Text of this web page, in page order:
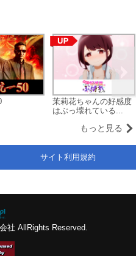
茉莉花ちゃんの好感度
はぶっ壊れている...
もっと見る
社 AllRights Reserved.
サイト利用規約